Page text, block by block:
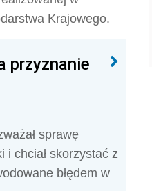
Krajowego.
przyznanie
sprawę
i chciał skorzystać z
błędem w